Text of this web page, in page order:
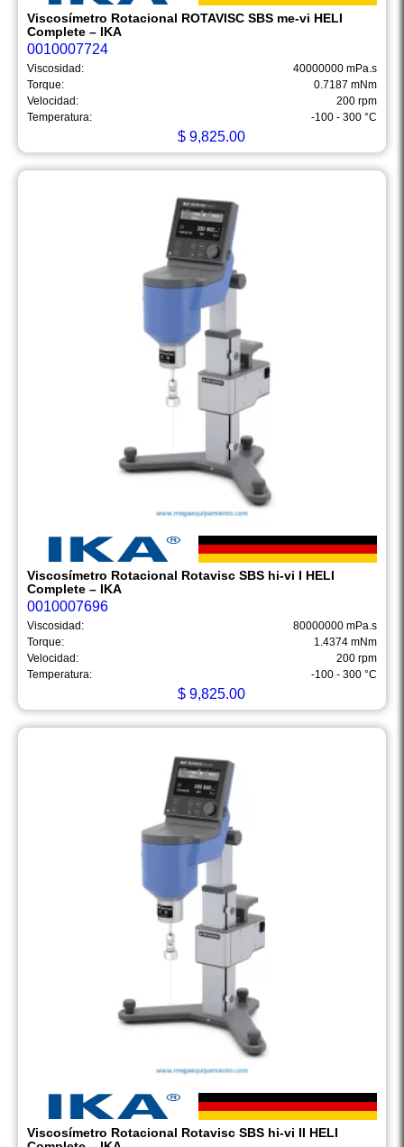
Viscosímetro Rotacional ROTAVISC SBS me-vi HELI
Complete – IKA
0010007724
Viscosidad:
40000000 mPa.s
Torque:
0.7187 mNm
Velocidad:
200 rpm
Temperatura:
-100 - 300 °C
$9,825.00
Viscosímetro Rotacional Rotavisc SBS hi-vi I HELI
Complete – IKA
0010007696
Viscosidad:
80000000 mPa.s
Torque:
1.4374 mNm
Velocidad:
200 rpm
Temperatura:
-100 - 300 °C
$9,825.00
Viscosímetro Rotacional Rotavisc SBS hi-vi II HELI